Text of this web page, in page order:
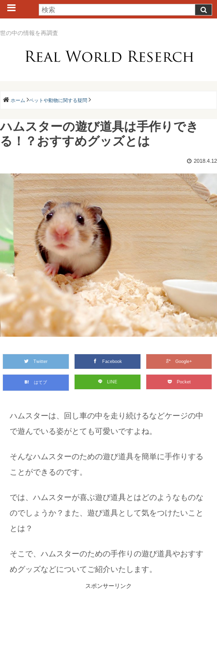
世の中の情報を再調査
ホーム ペットや動物に関する疑問
ハムスターの遊び道具は手作りでき
る！？おすすめグッズとは
2018.4.12
Twitter Facebook Google+
はてブ LINE Pocket
ハムスターは、回し車の中を走り続けるなどケージの中
で遊んでいる姿がとても可愛いですよね。
そんなハムスターのための遊び道具を簡単に手作りする
ことができるのです。
では、ハムスターが喜ぶ遊び道具とはどのようなものな
のでしょうか？また、遊び道具として気をつけたいこと
とは？
そこで、ハムスターのための手作りの遊び道具やおすす
めグッズなどについてご紹介いたします。
スポンサーリンク